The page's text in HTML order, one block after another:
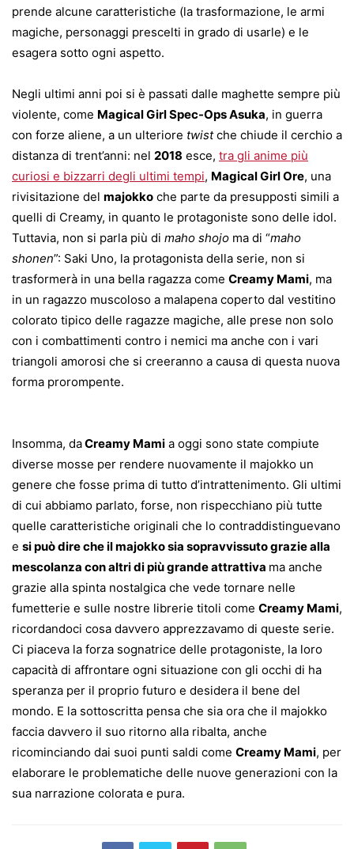
prende alcune caratteristiche (la trasformazione, le armi
magiche, personaggi prescelti in grado di usarle) e le
esagera sotto ogni aspetto.
Negli ultimi anni poi si è passati dalle maghette sempre più
violente, come Magical Girl Spec-Ops Asuka, in guerra
con forze aliene, a un ulteriore twistche chiude il cerchio a
distanza di trent’anni: nel 2018 esce, tra gli anime più
curiosi e bizzarri degli ultimi tempi, Magical Girl Ore, una
rivisitazione del majokko che parte da presupposti simili a
quelli di Creamy, in quanto le protagoniste sono delle idol.
Tuttavia, non si parla più di maho shojo ma di “maho
shonen”: Saki Uno, la protagonista della serie, non si
trasformerà in una bella ragazza come Creamy Mami, ma
in un ragazzo muscoloso a malapena coperto dal vestitino
colorato tipico delle ragazze magiche, alle prese non solo
con i combattimenti contro i nemici ma anche con i vari
triangoli amorosi che si creeranno a causa di questa nuova
forma prorompente.
Insomma, daCreamy Mami a oggi sono state compiute
diverse mosse per rendere nuovamente il majokko un
genere che fosse prima di tutto d’intrattenimento. Gli ultimi
di cui abbiamo parlato, forse, non rispecchiano più tutte
quelle caratteristiche originali che lo contraddistinguevano
e si può dire che il majokko sia sopravvissuto grazie alla
mescolanza con altri di più grande attrattiva ma anche
grazie alla spinta nostalgica che vede tornare nelle
fumetterie e sulle nostre librerie titoli come Creamy Mami,
ricordandoci cosa davvero apprezzavamo di queste serie.
Ci piaceva la forza sognatrice delle protagoniste, la loro
capacità di affrontare ogni situazione con gli occhi di ha
speranza per il proprio futuro e desidera il bene del
mondo. E la sottoscritta pensa che sia ora che il majokko
faccia davvero il suo ritorno alla ribalta, anche
ricominciando dai suoi punti saldi come Creamy Mami, per
elaborare le problematiche delle nuove generazioni con la
sua narrazione colorata e pura.